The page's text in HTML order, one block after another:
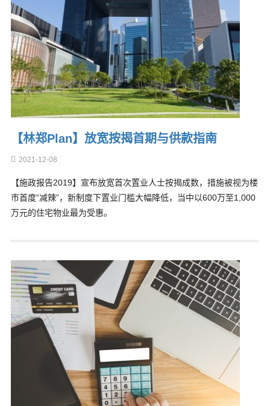
【林郑Plan】放宽按揭首期与供款指南
2021-12-08
【施政报告2019】宣布放宽首次置业人士按揭成数，措施被视为楼
巿首度“减辣”，新制度下置业门槛大幅降低，当中以600万至1,000
万元的住宅物业最为受惠。